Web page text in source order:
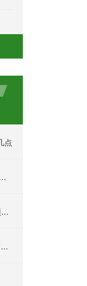
点
COSMOSIL色谱柱：分析领域的好选择
中国药典2020版-感冒清热颗粒含量的测定
美国thermofisher色谱柱的简单注意事项